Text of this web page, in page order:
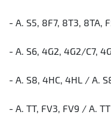
- A. S5, 8F7, 8T3, 8TA,
- A. S6, 4G2, 4G2/C7,
- A. S8, 4HC, 4HL / А.
- A. TT, FV3, FV9 / А. ТТ